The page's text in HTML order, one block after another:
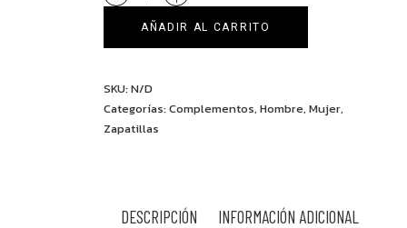
merino
quantityAÑADIR AL CARRITO
SKU:N/D
Categorías:Complementos, Hombre, Mujer,
Zapatillas
DESCRIPCIÓN INFORMACIÓN ADICIONAL